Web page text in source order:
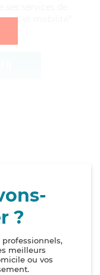
et mobilité*
?
meilleurs
ou vos